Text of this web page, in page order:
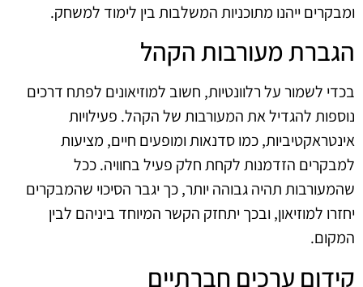
ומבקרים ייהנו מתוכניות המשלבות בין לימוד למשחק.
הגברת מעורבות הקהל
בכדי לשמור על רלוונטיות, חשוב למוזיאונים לפתח דרכים
נוספות להגדיל את המעורבות של הקהל. פעילויות
אינטראקטיביות, כמו סדנאות ומופעים חיים, מציעות
למבקרים הזדמנות לקחת חלק פעיל בחוויה. ככל
שהמעורבות תהיה גבוהה יותר, כך יגבר הסיכוי שהמבקרים
יחזרו למוזיאון, ובכך יתחזק הקשר המיוחד ביניהם לבין
המקום.
קידום ערכים חברתיים